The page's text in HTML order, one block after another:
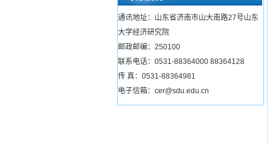
通讯地址：山东省济南市山大南路27号山东
大学经济研究院
邮政邮编：250100
联系电话：0531-88364000 88364128
传 真：0531-88364981
电子信箱：cer@sdu.edu.cn